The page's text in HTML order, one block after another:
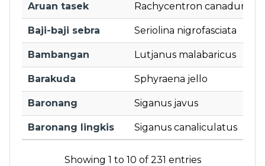
Aruan tasek Rachycentron canadum
Baji-baji sebra Seriolina nigrofasciata
Bambangan Lutjanus malabaricus
Barakuda Sphyraena jello
Baronang Siganus javus
Baronang lingkis Siganus canaliculatus
Showing 1 to 10 of 231 entries